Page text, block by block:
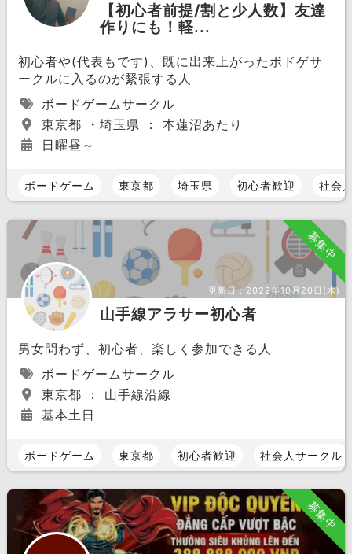
【初心者前提/割と少人数】友達
作りにも！軽...
初心者や(代表もです)、既に出来上がったボドゲサ
ークルに入るのが緊張する人
ボードゲームサークル
東京都 ・埼玉県 ： 本蓮沼あたり
日曜昼～
ボードゲーム 東京都 埼玉県 初心者歓迎 社会
募集中
更新日： 2022年10月20日(木)
山手線アラサー初心者
男女問わず、初心者、楽しく参加できる人
ボードゲームサークル
東京都 ： 山手線沿線
基本土日
ボードゲーム 東京都 初心者歓迎 社会人サークル
募集中